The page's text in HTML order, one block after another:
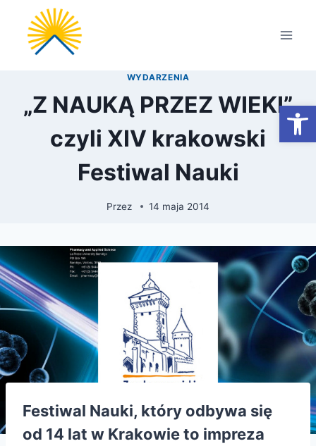
Przejdź
treści
WYDARZENIA
„Z NAUKĄ PRZEZ WIEKI”
czyli XIV krakowski
Festiwal Nauki
Przez 14 maja 2014
Festiwal Nauki, który odbywa się
od 14 lat w Krakowie to impreza